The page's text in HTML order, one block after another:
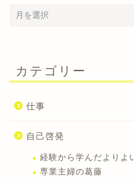
カテゴリー
仕事
自己啓発
経験から学んだよりよ
専業主婦の葛藤